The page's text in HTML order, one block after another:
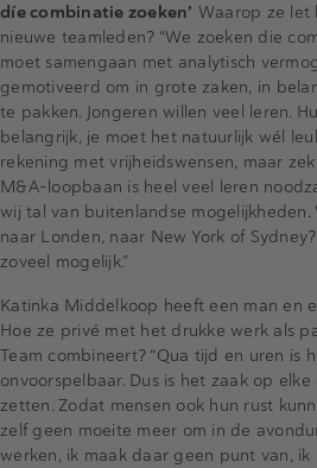
díe combinatie zoeken’ Waarop ze let
nieuwe teamleden? “We zoeken die
moet samengaan met analytisch
gemotiveerd om in grote zaken, in
te pakken. Jongeren willen veel leren.
belangrijk, je moet het natuurlijk wél
rekening met vrijheidswensen, maar
M&A-loopbaan is heel veel leren
wij tal van buitenlandse mogelijkheden.
naar Londen, naar New York of
zoveel mogelijk.”
Katinka Middelkoop heeft een man en
Hoe ze privé met het drukke werk als
Team combineert? “Qua tijd en uren is
onvoorspelbaar. Dus is het zaak op
zetten. Zodat mensen ook hun rust
zelf geen moeite meer om in de
werken, ik maak daar geen punt van,